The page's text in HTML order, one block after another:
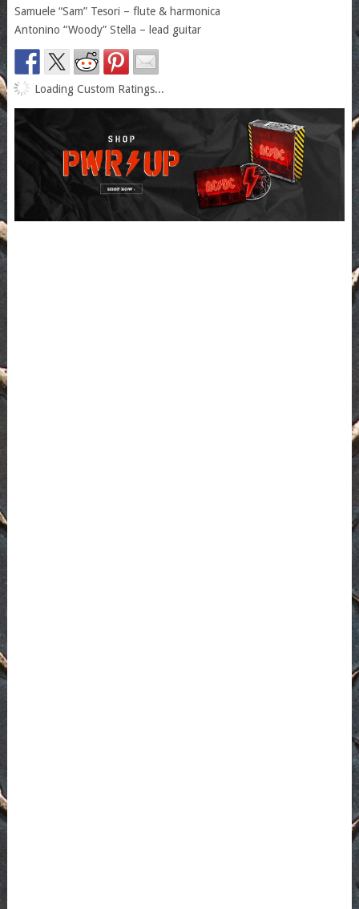
Samuele “Sam” Tesori – flute & harmonica
Antonino “Woody” Stella – lead guitar
Loading Custom Ratings...